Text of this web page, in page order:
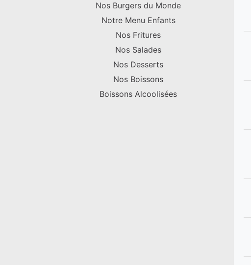
Nos Burgers du Monde
Notre Menu Enfants
Nos Fritures
Nos Salades
Nos Desserts
Nos Boissons
Boissons Alcoolisées